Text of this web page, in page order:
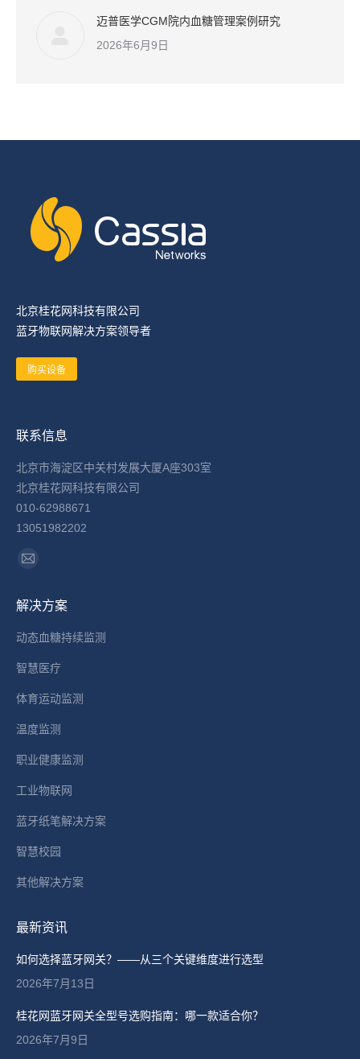
迈普医学CGM院内血糖管理案例研究
2026年6月9日
北京桂花网科技有限公司
蓝牙物联网解决方案领导者
购买设备
联系信息
北京市海淀区中关村发展大厦A座303室
北京桂花网科技有限公司
010-62988671
13051982202
找到我们：
Mail
opens
in
window
解决方案
动态血糖持续监测
智慧医疗
体育运动监测
温度监测
职业健康监测
工业物联网
蓝牙纸笔解决方案
智慧校园
其他解决方案
最新资讯
如何选择蓝牙网关？——从三个关键维度进行选型
2026年7月13日
桂花网蓝牙网关全型号选购指南：哪一款适合你？
2026年7月9日